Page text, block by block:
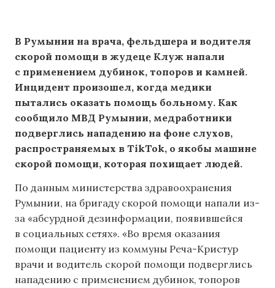
В Румынии на врача, фельдшера и водителя
скорой помощи в жудеце Клуж напали
с применением дубинок, топоров и камней.
Инцидент произошел, когда медики
пытались оказать помощь больному. Как
сообщило МВД Румынии, медработники
подверглись нападению на фоне слухов,
распространяемых в TikTok, о якобы машине
скорой помощи, которая похищает людей.
По данным министерства здравоохранения
Румынии, на бригаду скорой помощи напали из-
за «абсурдной дезинформации, появившейся
в социальных сетях». «Во время оказания
помощи пациенту из коммуны Реча-Кристур
врачи и водитель скорой помощи подверглись
нападению с применением дубинок, топоров